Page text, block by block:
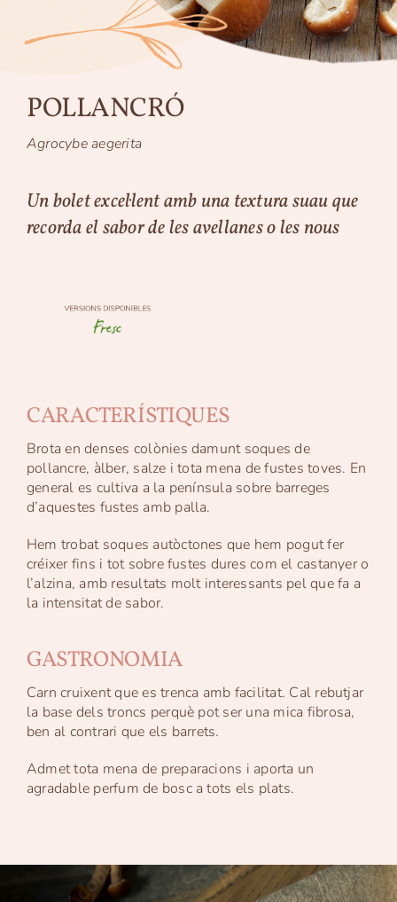
POLLANCRÓ
Agrocybe aegerita
Un bolet excel·lent amb una textura suau que
recorda el sabor de les avellanes o les nous
CARACTERÍSTIQUES
Brota en denses colònies damunt soques de
pollancre, àlber, salze i tota mena de fustes toves. En
general es cultiva a la península sobre barreges
d’aquestes fustes amb palla.
Hem trobat soques autòctones que hem pogut fer
créixer fins i tot sobre fustes dures com el castanyer o
l’alzina, amb resultats molt interessants pel que fa a
la intensitat de sabor.
GASTRONOMIA
Carn cruixent que es trenca amb facilitat. Cal rebutjar
la base dels troncs perquè pot ser una mica fibrosa,
ben al contrari que els barrets.
Admet tota mena de preparacions i aporta un
agradable perfum de bosc a tots els plats.